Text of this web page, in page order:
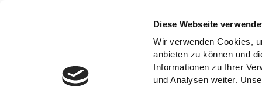
Diese Webseite
Wir verwenden Cookies,
anbieten zu können und
Informationen zu Ihrer
und Analysen weiter.